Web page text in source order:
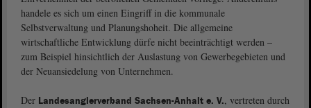
handele es sich um einen Eingriff in die kommunale
Selbstverwaltung und Planungshoheit. Die allgemeine
wirtschaftliche Entwicklung dürfe nicht beeinträchtigt werden –
zum Beispiel hinsichtlich der Auslastung von Gewerbegebieten und
der Neuansiedelung von Unternehmen.
Der Landesanglerverband Sachsen-Anhalt e. V., vertreten durch